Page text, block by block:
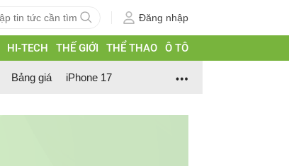
Đăng nhập
HI-TECH THẾ GIỚI THỂ THAO Ô TÔ
Bảng giá iPhone 17